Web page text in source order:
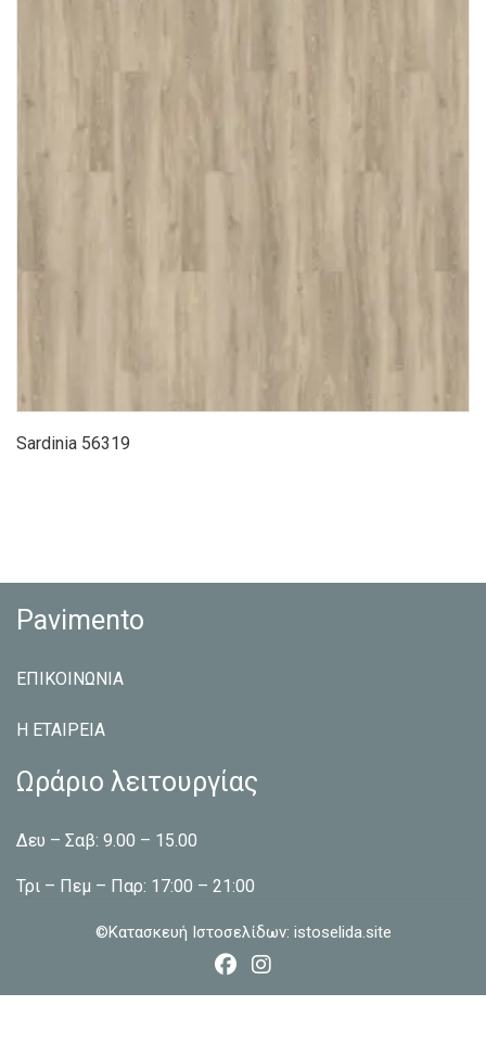
Sardinia 56319
Pavimento
ΕΠΙΚΟΙΝΩΝΙΑ
Η ΕΤΑΙΡEΙΑ
Ωράριο λειτουργίας
Δευ – Σαβ: 9.00 – 15.00
Τρι – Πεμ – Παρ: 17:00 – 21:00
©Κατασκευή Ιστοσελίδων: istoselida.site